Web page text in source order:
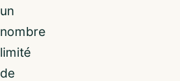
un
nombre
limité
de